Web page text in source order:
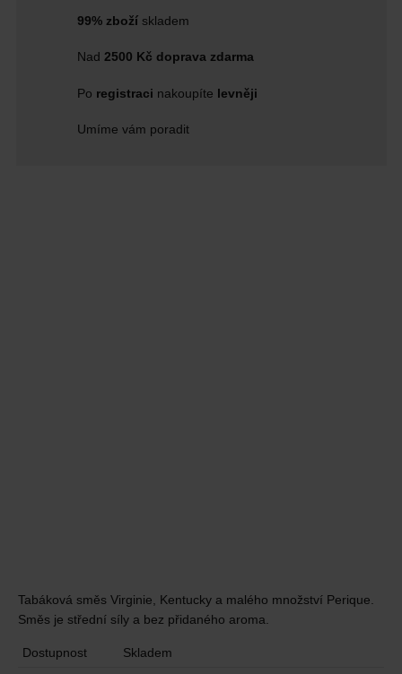
99% zbožískladem
Nad 2500 Kč doprava zdarma
Po registraci nakoupíte levněji
Umíme vám poradit
Tabáková směs Virginie, Kentucky a malého množství Perique.
Směs je střední síly a bez přidaného aroma.
Dostupnost Skladem